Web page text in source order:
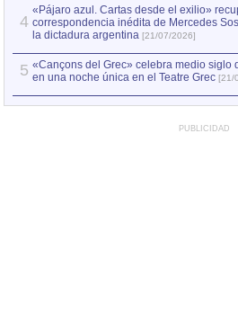
4
«Pájaro azul. Cartas desde el exilio»
correspondencia inédita de Mercedes
la dictadura argentina [21/07/2026]
5 «Cançons del Grec» celebra medio siglo
en una noche única en el Teatre Grec [21/
PUBLICIDAD